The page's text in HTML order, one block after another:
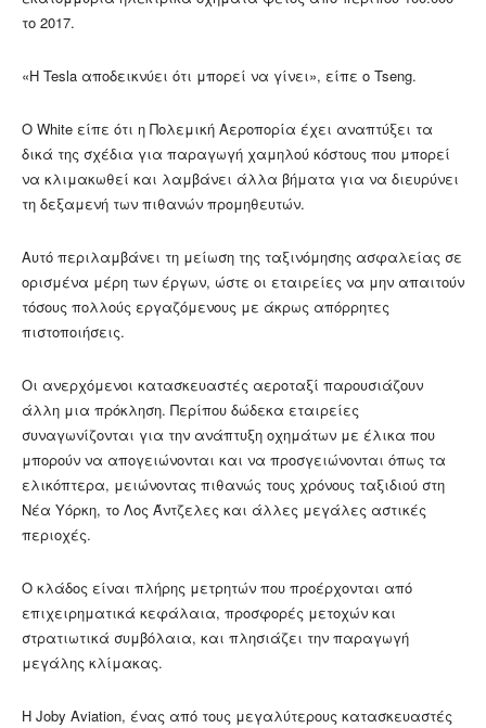
το 2017.
«Η Tesla αποδεικνύει ότι μπορεί να γίνει», είπε ο Tseng.
Ο White είπε ότι η Πολεμική Αεροπορία έχει αναπτύξει τα
δικά της σχέδια για παραγωγή χαμηλού κόστους που μπορεί
να κλιμακωθεί και λαμβάνει άλλα βήματα για να διευρύνει
τη δεξαμενή των πιθανών προμηθευτών.
Αυτό περιλαμβάνει τη μείωση της ταξινόμησης ασφαλείας σε
ορισμένα μέρη των έργων, ώστε οι εταιρείες να μην απαιτούν
τόσους πολλούς εργαζόμενους με άκρως απόρρητες
πιστοποιήσεις.
Οι ανερχόμενοι κατασκευαστές αεροταξί παρουσιάζουν
άλλη μια πρόκληση. Περίπου δώδεκα εταιρείες
συναγωνίζονται για την ανάπτυξη οχημάτων με έλικα που
μπορούν να απογειώνονται και να προσγειώνονται όπως τα
ελικόπτερα, μειώνοντας πιθανώς τους χρόνους ταξιδιού στη
Νέα Υόρκη, το Λος Άντζελες και άλλες μεγάλες αστικές
περιοχές.
Ο κλάδος είναι πλήρης μετρητών που προέρχονται από
επιχειρηματικά κεφάλαια, προσφορές μετοχών και
στρατιωτικά συμβόλαια, και πλησιάζει την παραγωγή
μεγάλης κλίμακας.
Η Joby Aviation, ένας από τους μεγαλύτερους κατασκευαστές